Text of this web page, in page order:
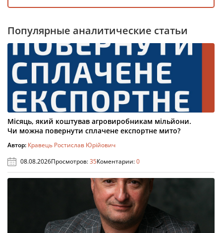
Популярные аналитические статьи
Місяць, який коштував агровиробникам мільйони.
Чи можна повернути сплачене експортне мито?
Автор: Кравець Ростислав Юрійович
08.08.2026Просмотров:35Коментарии:0